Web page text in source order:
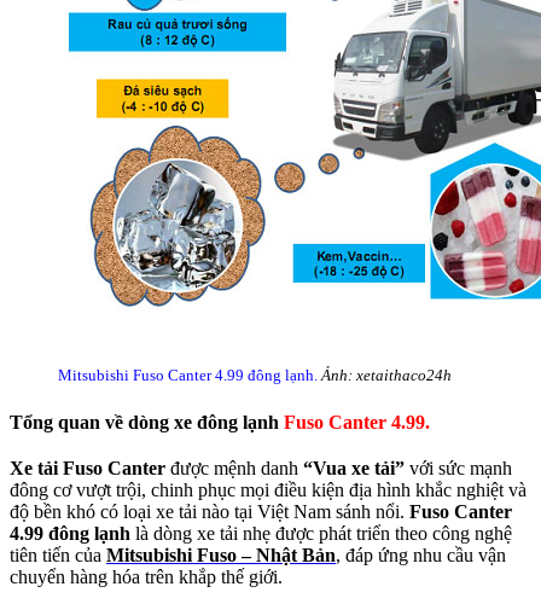
Mitsubishi Fuso Canter 4.99 đông lạnh.Ảnh: xetaithaco24h
Tổng quan về dòng xe đông lạnh Fuso Canter 4.99.
Xe tải Fuso Canter được mệnh danh “Vua xe tải” với sức mạnh
đông cơ vượt trội, chinh phục mọi điều kiện địa hình khắc nghiệt và
độ bền khó có loại xe tải nào tại Việt Nam sánh nổi. Fuso Canter
4.99 đông lạnh là dòng xe tải nhẹ được phát triển theo công nghệ
tiên tiến của Mitsubishi Fuso – Nhật Bản, đáp ứng nhu cầu vận
chuyển hàng hóa trên khắp thế giới.